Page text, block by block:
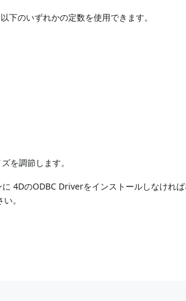
のいずれかの定数を使用できます。
を調節します。
4DのODBC Driverをインストールしなけれ
。